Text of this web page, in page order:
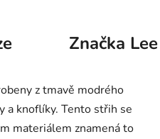
Značka Lee
z tmavě modrého
a knoflíky. Tento střih se
materiálem znamená to